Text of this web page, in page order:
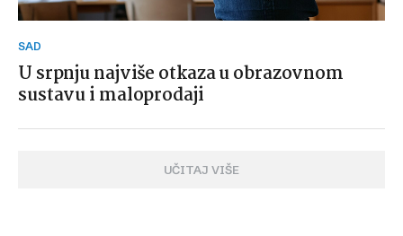
SAD
U srpnju najviše otkaza u obrazovnom
sustavu i maloprodaji
UČITAJ VIŠE